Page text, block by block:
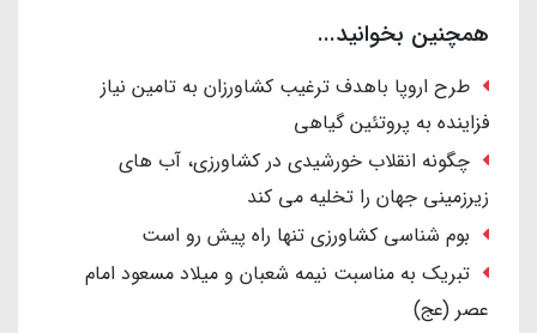
همچنین بخوانید...
طرح اروپا باهدف ترغیب کشاورزان به تامین نیاز
فزاینده به پروتئین گیاهی
چگونه انقلاب خورشیدی در کشاورزی، آب های
زیرزمینی جهان را تخلیه می کند
بوم شناسی کشاورزی تنها راه پیش رو است
تبریک به مناسبت نیمه شعبان و میلاد مسعود امام
عصر (عج)